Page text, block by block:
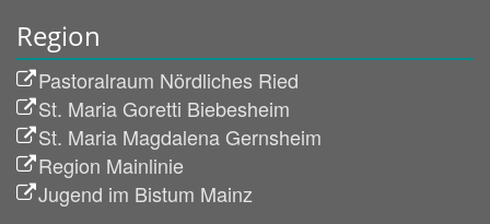
Region
Pastoralraum Nördliches Ried
St. Maria Goretti Biebesheim
St. Maria Magdalena Gernsheim
Region Mainlinie
Jugend im Bistum Mainz